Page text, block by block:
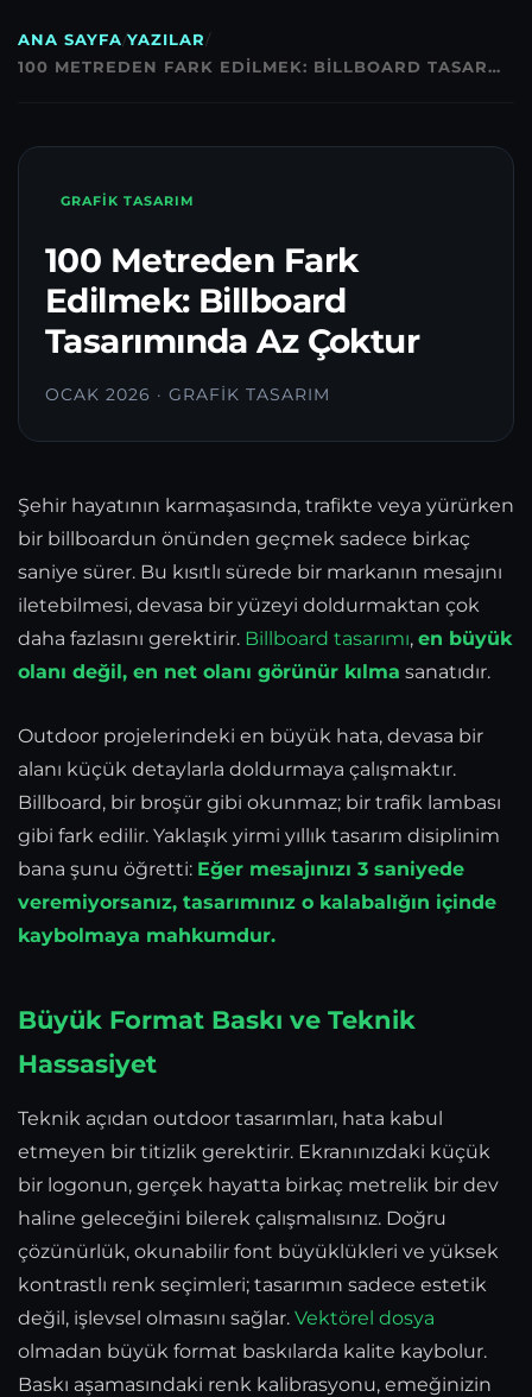
ANA SAYFA/YAZILAR/
100 METREDEN FARK EDILMEK: BILLBOARD TASAR…
GRAFIK TASARIM
100 Metreden Fark
Edilmek: Billboard
Tasarımında Az Çoktur
OCAK 2026 · GRAFIK TASARIM
Şehir hayatının karmaşasında, trafikte veya yürürken
bir billboardun önünden geçmek sadece birkaç
saniye sürer. Bu kısıtlı sürede bir markanın mesajını
iletebilmesi, devasa bir yüzeyi doldurmaktan çok
daha fazlasını gerektirir. Billboard tasarımı, en büyük
olanı değil, en net olanı görünür kılma sanatıdır.
Outdoor projelerindeki en büyük hata, devasa bir
alanı küçük detaylarla doldurmaya çalışmaktır.
Billboard, bir broşür gibi okunmaz; bir trafik lambası
gibi fark edilir. Yaklaşık yirmi yıllık tasarım disiplinim
bana şunu öğretti: Eğer mesajınızı 3 saniyede
veremiyorsanız, tasarımınız o kalabalığın içinde
kaybolmaya mahkumdur.
Büyük Format Baskı ve Teknik
Hassasiyet
Teknik açıdan outdoor tasarımları, hata kabul
etmeyen bir titizlik gerektirir. Ekranınızdaki küçük
bir logonun, gerçek hayatta birkaç metrelik bir dev
haline geleceğini bilerek çalışmalısınız. Doğru
çözünürlük, okunabilir font büyüklükleri ve yüksek
kontrastlı renk seçimleri; tasarımın sadece estetik
değil, işlevsel olmasını sağlar. Vektörel dosya
olmadan büyük format baskılarda kalite kaybolur.
Baskı aşamasındaki renk kalibrasyonu, emeğinizin